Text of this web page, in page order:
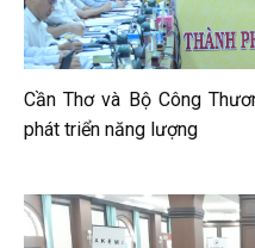
Cần Thơ và Bộ Công
phát triển năng lượng